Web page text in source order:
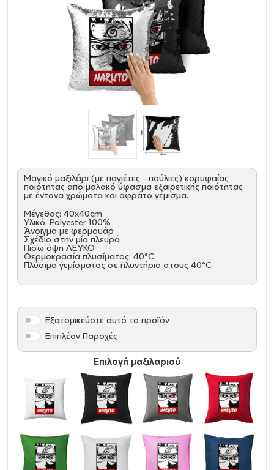
Μαγικό μαξιλάρι (με παγιέτες - πούλιες) κορυφαίας
ποιότητας από μαλακό ύφασμα εξαιρετικής ποιότητας
με έντονα χρώματα και αφράτο γέμισμα.
Μέγεθος: 40x40cm
Υλικό: Polyester 100%
Άνοιγμα με φερμουάρ
Σχέδιο στην μία πλευρά
Πίσω όψη ΛΕΥΚΟ
Θερμοκρασία πλυσίματος: 40°C
Πλύσιμο γεμίσματος σε πλυντήριο στους 40°C
Επιλογή μαξιλαριού
Εξατομικεύστε αυτό το προϊόν
Επιπλέον Παροχές